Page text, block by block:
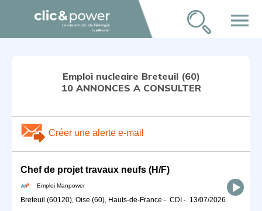
menu
Emploi nucleaire Breteuil (60)
10 ANNONCES A CONSULTER
Créer une alerte e-mail
Chef de projet travaux neufs (H/F)
Emploi Manpower
Breteuil (60120), Oise (60), Hauts-de-France - CDI - 13/07/2026